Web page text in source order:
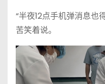
“半夜12点手机弹消息也
苦笑着说。